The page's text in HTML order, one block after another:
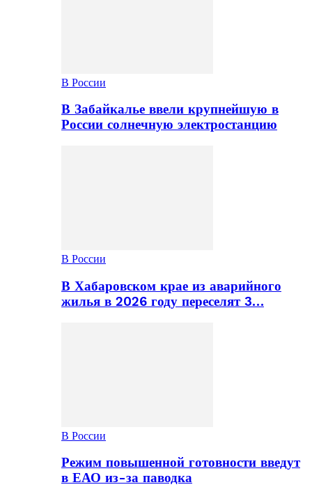
В России
В Забайкалье ввели крупнейшую в
России солнечную электростанцию
В России
В Хабаровском крае из аварийного
жилья в 2026 году переселят 3…
В России
Режим повышенной готовности введут
в ЕАО из-за паводка